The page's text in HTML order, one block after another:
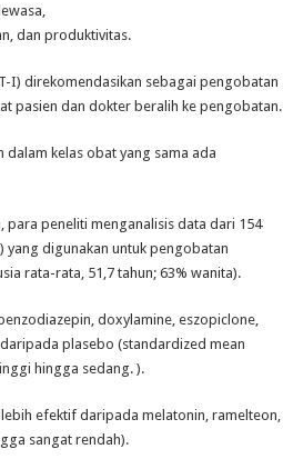
dan produktivitas.
I) direkomendasikan sebagai pengobatan
pasien dan dokter beralih ke pengobatan.
dalam kelas obat yang sama ada
para peneliti menganalisis data dari 154
digunakan untuk pengobatan
rata-rata, 51,7 tahun; 63% wanita).
doxylamine, eszopiclone,
plasebo (standardized mean
hingga sedang. ).
efektif daripada melatonin, ramelteon,
sangat rendah).